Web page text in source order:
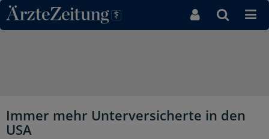
Direkt zum Inhaltsbereich
Immer mehr Unterversicherte in den
USA